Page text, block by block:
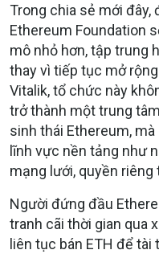
Trong chia sẻ mới đây,
Ethereum Foundation
mô nhỏ hơn, tập trung
thay vì tiếp tục mở
Vitalik, tổ chức này
trở thành một trung
sinh thái Ethereum,
lĩnh vực nền tảng như
mạng lưới, quyền
Người đứng đầu
tranh cãi thời gian qua
liên tục bán ETH để tài